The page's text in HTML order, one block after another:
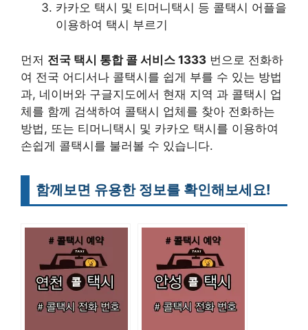
카카오 택시 및 티머니택시 등 콜택시 어플을
이용하여 택시 부르기
먼저 전국 택시 통합 콜 서비스 1333 번으로 전화하
여 전국 어디서나 콜택시를 쉽게 부를 수 있는 방법
과, 네이버와 구글지도에서 현재 지역 과 콜택시 업
체를 함께 검색하여 콜택시 업체를 찾아 전화하는
방법, 또는 티머니택시 및 카카오 택시를 이용하여
손쉽게 콜택시를 불러볼 수 있습니다.
함께보면 유용한 정보를 확인해보세요!